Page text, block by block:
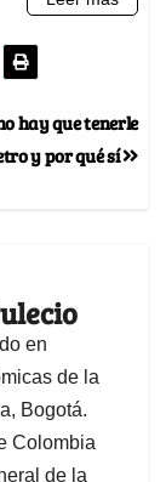
hay que tenerle
y por qué sí
en
de la
Bogotá.
Colombia
de la